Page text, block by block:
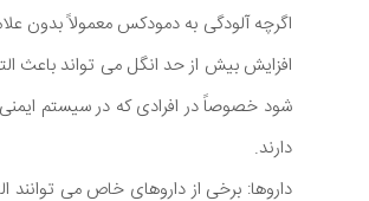
اگرچه آلودگی به دمودکس معمولاً بدون
افزایش بیش از حد انگل می تواند باعث
شود خصوصاً در افرادی که در سیستم
دارند.
داروها: برخی از داروهای خاص می توانند